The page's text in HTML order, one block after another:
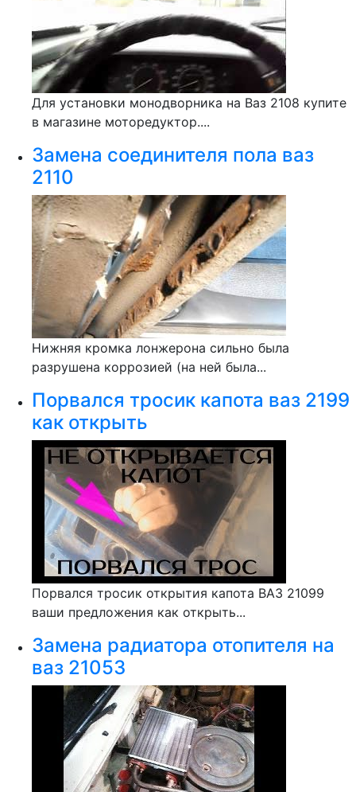
Для установки монодворника на Ваз 2108 купите
в магазине моторедуктор....
Замена соединителя пола ваз
2110
Нижняя кромка лонжерона сильно была
разрушена коррозией (на ней была...
Порвался тросик капота ваз 2199
как открыть
Порвался тросик открытия капота ВАЗ 21099
ваши предложения как открыть...
Замена радиатора отопителя на
ваз 21053